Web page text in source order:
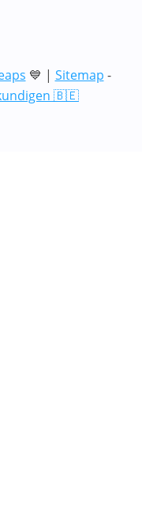
💙 | Sitemap -
🇧🇪